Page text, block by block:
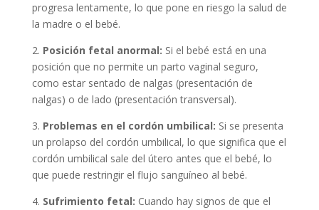
progresa lentamente, lo que pone en riesgo la salud de
la madre o el bebé.
2. Posición fetal anormal: Si el bebé está en una
posición que no permite un parto vaginal seguro,
como estar sentado de nalgas (presentación de
nalgas) o de lado (presentación transversal).
3. Problemas en el cordón umbilical: Si se presenta
un prolapso del cordón umbilical, lo que significa que el
cordón umbilical sale del útero antes que el bebé, lo
que puede restringir el flujo sanguíneo al bebé.
4. Sufrimiento fetal: Cuando hay signos de que el